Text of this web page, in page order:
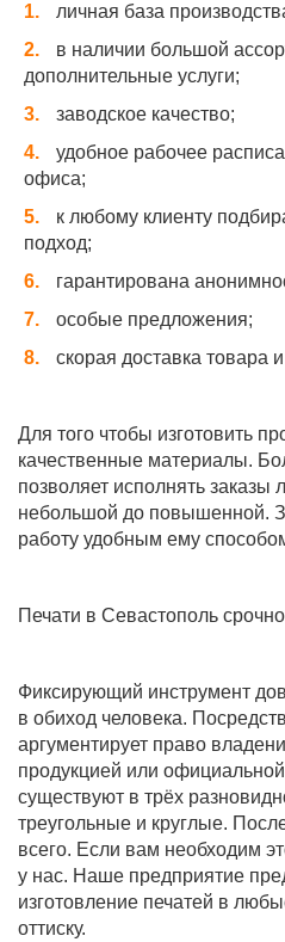
личная база
в наличии большой
дополнительные услуги;
заводское качество;
удобное рабочее
офиса;
к любому клиенту
подход;
гарантирована
особые предложения;
скорая доставка товара
Для того чтобы изготовить
качественные материалы.
позволяет исполнять заказы
небольшой до повышенной.
работу удобным ему
Печати в Севастополь срочно
Фиксирующий инструмент
в обиход человека.
аргументирует право
продукцией или
существуют в трёх
треугольные и круглые.
всего. Если вам необходим
у нас. Наше предприятие
изготовление печатей в
оттиску.